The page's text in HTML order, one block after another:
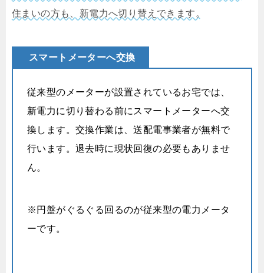
住まいの方も、新電力へ切り替えできます。
スマートメーターへ交換
従来型のメーターが設置されているお宅では、
新電力に切り替わる前にスマートメーターへ交
換します。交換作業は、送配電事業者が無料で
行います。退去時に現状回復の必要もありませ
ん。
※円盤がぐるぐる回るのが従来型の電力メータ
ーです。